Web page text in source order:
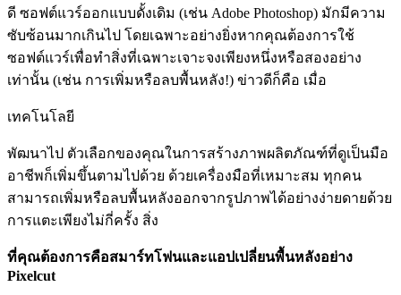
ดี ซอฟต์แวร์ออกแบบดั้งเดิม (เช่น Adobe Photoshop) มักมีความ
ซับซ้อนมากเกินไป โดยเฉพาะอย่างยิ่งหากคุณต้องการใช้
ซอฟต์แวร์เพื่อทำสิ่งที่เฉพาะเจาะจงเพียงหนึ่งหรือสองอย่าง
เท่านั้น (เช่น การเพิ่มหรือลบพื้นหลัง!) ข่าวดีก็คือ เมื่อ
เทคโนโลยี
พัฒนาไป ตัวเลือกของคุณในการสร้างภาพผลิตภัณฑ์ที่ดูเป็นมือ
อาชีพก็เพิ่มขึ้นตามไปด้วย ด้วยเครื่องมือที่เหมาะสม ทุกคน
สามารถเพิ่มหรือลบพื้นหลังออกจากรูปภาพได้อย่างง่ายดายด้วย
การแตะเพียงไม่กี่ครั้ง สิ่ง
ที่คุณต้องการคือสมาร์ทโฟนและแอปเปลี่ยนพื้นหลังอย่าง
Pixelcut